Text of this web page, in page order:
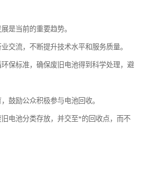
是当前的重要趋势。
交流，不断提升技术水平和服务质量。
保标准，确保废旧电池得到科学处理，避
鼓励公众积极参与电池回收。
电池分类存放，并交至*的回收点，而不